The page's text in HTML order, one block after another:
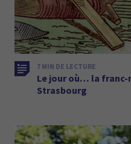
7 MIN DE LECTURE
Le jour où… la franc-
Strasbourg